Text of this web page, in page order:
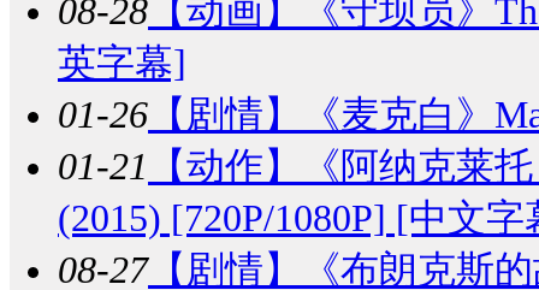
08-28 【动画】
《守坝员》
英字幕]
01-26 【剧情】
《麦克白》
01-21
【动作】
《阿纳克莱
(2015) [720P/1080P] [中文字
08-27【剧情】
《布朗克斯